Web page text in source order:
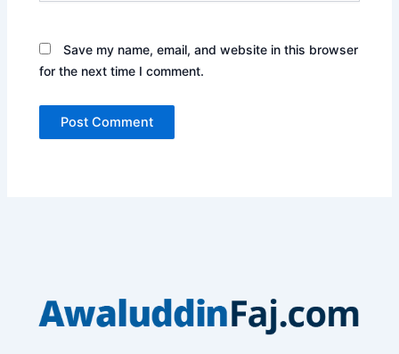
Save my name, email, and website in this browser
for the next time I comment.